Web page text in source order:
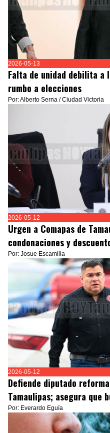
2026-05-13
Falta de unidad debilita a
rumbo a elecciones
Por: Alberto Serna / Ciudad Victoria
2026-05-12
Urgen a Comapas de
condonaciones y
Por: Josue Escamilla
2026-05-12
Defiende diputado
Tamaulipas; asegura que
Por: Everardo Eguía